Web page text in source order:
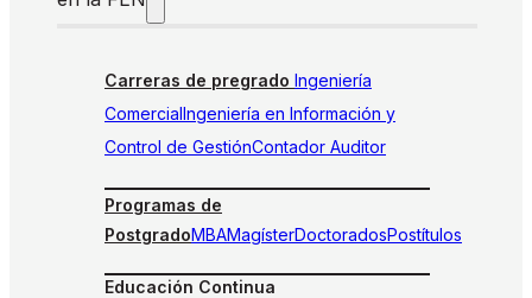
Carreras de pregrado Ingeniería
ComercialIngeniería en Información y
Control de GestiónContador Auditor
Programas de
PostgradoMBAMagísterDoctoradosPostítulos
Educación Continua